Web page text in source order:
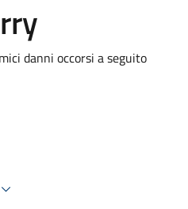
danni occorsi a seguito